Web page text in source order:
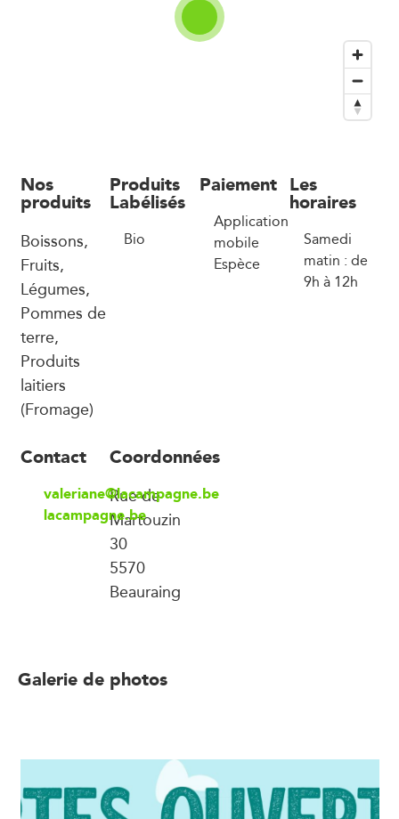
Nos
produits
Boissons,
Fruits,
Légumes,
Pommes de
terre,
Produits
laitiers
(Fromage)
Produits
Labélisés
Bio
Paiement
Application
mobile
Espèce
Les
horaires
Samedi
matin : de
9h à 12h
Contact
valeriane@lacampagne.be
lacampagne.be
Coordonnées
Rue de
Martouzin
30
5570
Beauraing
Galerie de photos